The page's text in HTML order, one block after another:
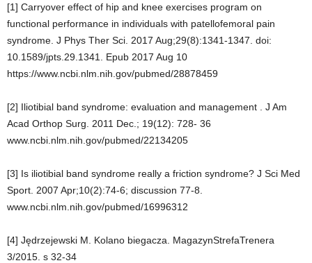
[1] Carryover effect of hip and knee exercises program on
functional performance in individuals with patellofemoral pain
syndrome. J Phys Ther Sci. 2017 Aug;29(8):1341-1347. doi:
10.1589/jpts.29.1341. Epub 2017 Aug 10
https://www.ncbi.nlm.nih.gov/pubmed/28878459
[2] Iliotibial band syndrome: evaluation and management .
J Am
Acad Orthop Surg. 2011 Dec.; 19(12): 728- 36
www.ncbi.nlm.nih.gov/pubmed/22134205
[3] Is iliotibial band syndrome really a friction syndrome? J Sci Med
Sport. 2007 Apr;10(2):74-6; discussion 77-8.
www.ncbi.nlm.nih.gov/pubmed/16996312
[4] Jędrzejewski M. Kolano biegacza. MagazynStrefaTrenera
3/2015. s 32-34